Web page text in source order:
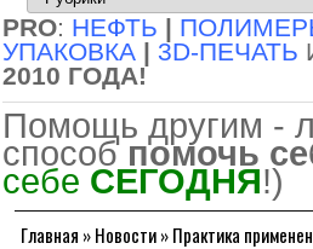
PRO: НЕФТЬ |
УПАКОВКА | 3D-ПЕЧАТЬ
2010 ГОДА!
Помощь другим -
способ помочь
себе СЕГОДНЯ!)
Главная »Новости»Практика